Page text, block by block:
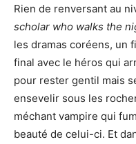
Rien de renversant au
scholar who walks the
les dramas coréens, un
final avec le héros qui
pour rester gentil mais
ensevelir sous les
méchant vampire qui
beauté de celui-ci. Et